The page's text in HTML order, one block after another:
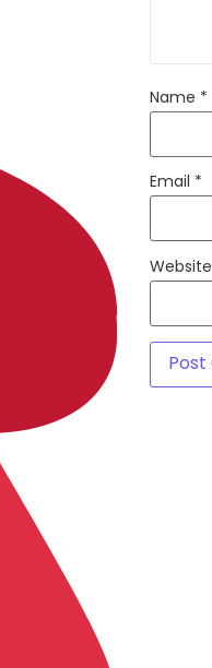
Name *
Email *
Website